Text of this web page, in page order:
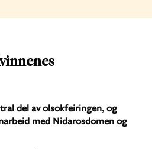
del av olsokfeiringen, og
med Nidarosdomen og